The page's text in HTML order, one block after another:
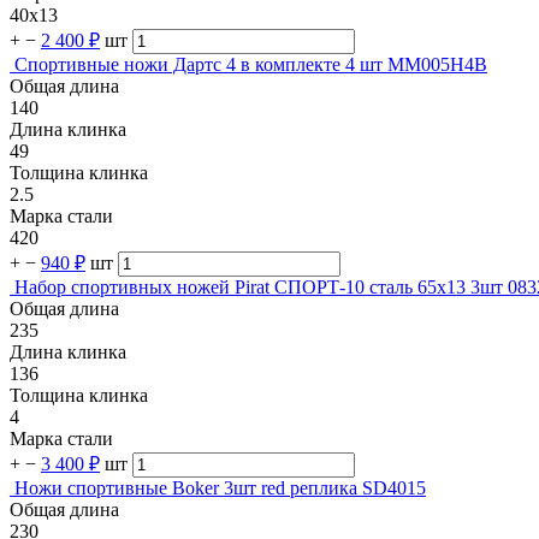
40х13
+ − 2 400 ₽ шт
Спортивные ножи Дартс 4 в комплекте 4 шт MM005H4B
Общая длина
140
Длина клинка
49
Толщина клинка
2.5
Марка стали
420
+ − 940 ₽ шт
Набор спортивных ножей Pirat СПОРТ-10 сталь 65х13 3шт
Общая длина
235
Длина клинка
136
Толщина клинка
4
Марка стали
+ − 3 400 ₽ шт
Ножи спортивные Boker 3шт red реплика SD4015
Общая длина
230